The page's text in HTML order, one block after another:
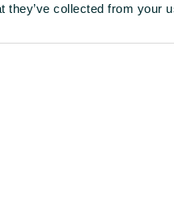
they’ve collected from your